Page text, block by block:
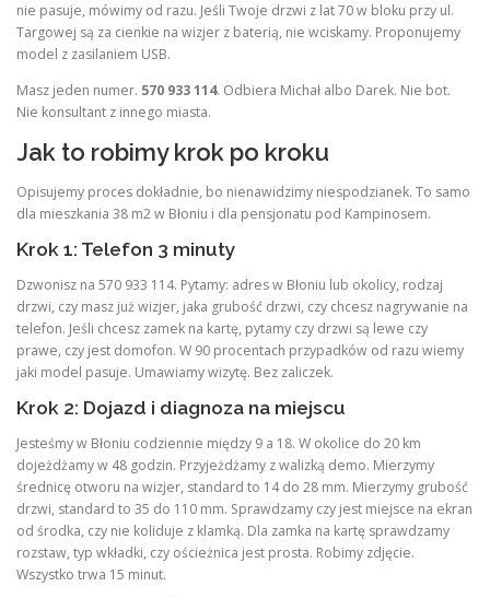
nie pasuje, mówimy od razu. Jeśli Twoje drzwi z lat 70 w bloku przy ul.
Targowej są za cienkie na wizjer z baterią, nie wciskamy. Proponujemy
model z zasilaniem USB.
Masz jeden numer. 570 933 114. Odbiera Michał albo Darek. Nie bot.
Nie konsultant z innego miasta.
Jak to robimy krok po kroku
Opisujemy proces dokładnie, bo nienawidzimy niespodzianek. To samo
dla mieszkania 38 m2 w Błoniu i dla pensjonatu pod Kampinosem.
Krok 1: Telefon 3 minuty
Dzwonisz na 570 933 114. Pytamy: adres w Błoniu lub okolicy, rodzaj
drzwi, czy masz już wizjer, jaka grubość drzwi, czy chcesz nagrywanie na
telefon. Jeśli chcesz zamek na kartę, pytamy czy drzwi są lewe czy
prawe, czy jest domofon. W 90 procentach przypadków od razu wiemy
jaki model pasuje. Umawiamy wizytę. Bez zaliczek.
Krok 2: Dojazd i diagnoza na miejscu
Jesteśmy w Błoniu codziennie między 9 a 18. W okolice do 20 km
dojeżdżamy w 48 godzin. Przyjeżdżamy z walizką demo. Mierzymy
średnicę otworu na wizjer, standard to 14 do 28 mm. Mierzymy grubość
drzwi, standard to 35 do 110 mm. Sprawdzamy czy jest miejsce na ekran
od środka, czy nie koliduje z klamką. Dla zamka na kartę sprawdzamy
rozstaw, typ wkładki, czy ościeżnica jest prosta. Robimy zdjęcie.
Wszystko trwa 15 minut.